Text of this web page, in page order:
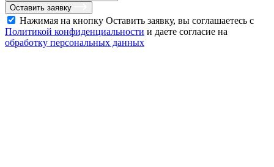
Оставить заявку
Нажимая на кнопку Оставить заявку, вы соглашаетесь с
Политикой конфиденциальности и даете согласие на
обработку персональных данных